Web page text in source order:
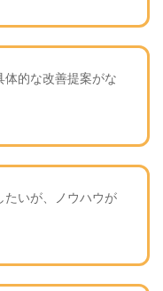
的な改善提案がな
たいが、ノウハウが